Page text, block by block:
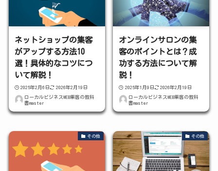
ネットショップの集客
がアップする方法10
選！具体的なコツにつ
いて解説！
2025年2月6日
2026年2月19日
ローカルビジネスWEB集客の教科
書master
オンラインサロンの集
客のポイントとは？成
功する方法について解
説！
2025年1月9日
2026年2月19日
ローカルビジネスWEB集客の教科
書master
その他 その他